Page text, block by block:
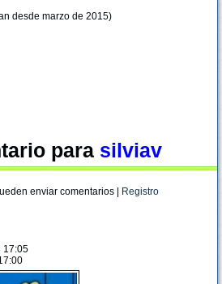
desde marzo de 2015)
para silviav
enviar comentarios | Registro
17:05